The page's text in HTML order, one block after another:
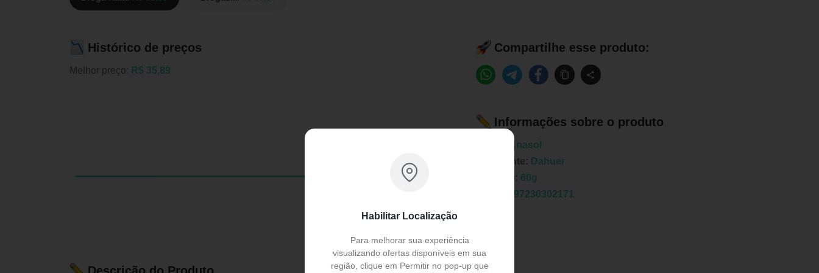
Habilitar Localização
Para melhorar sua experiência
visualizando ofertas disponíveis em sua
região, clique em Permitir no pop-up que
Histórico de preços
Melhor preço: R$ 35,89
Descrição do Produto
Compartilhe esse produto:
Informações sobre o produto
Anasol
Fabricante: Dahuer
Unidade: 60g
7897230302171